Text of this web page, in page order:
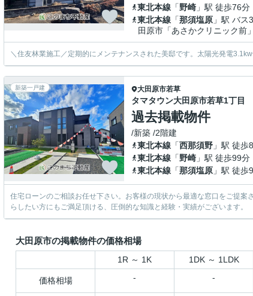
東北本線 「野崎 」駅 徒歩76分
東北本線 「那須塩原 」駅 バス
田原市「あさかクリニック前
＼住友林業施工／定期的にメンテナンスされた美邸です。太陽光発電
新築一戸建 大田原市若草
タマタウン大田原市若草1丁
過去掲載物件
/新築 /2階建
東北本線 「西那須野 」駅 徒歩
東北本線 「野崎 」駅 徒歩99分
東北本線 「那須塩原 」駅 徒歩
住宅ローンのご相談お任せ下さい。お客様の現状から最適な窓口をご提
らしたい方にもご満足頂ける、圧倒的な知識と経験・実績がございます。
大田原市の掲載物件の価格相場
1R ～ 1K 1DK ～ 1LDK
価格相場 - -